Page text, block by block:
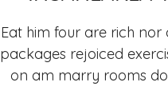
Eat him four are rich nor
packages rejoiced
on am marry rooms